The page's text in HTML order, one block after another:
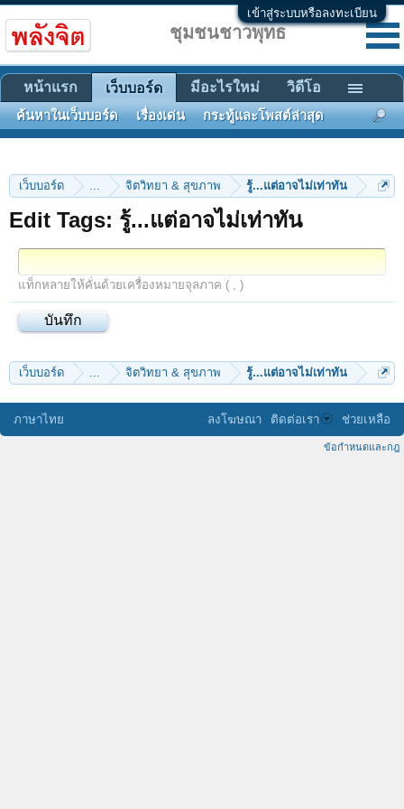
เข้าสู่ระบบหรือลงทะเบียน
เว็บบอร์ด ... จิตวิทยา & สุขภาพ รู้...แต่อาจไม่เท่าทัน
Edit Tags: รู้...แต่อาจไม่เท่าทัน
แท็กหลายให้คั่นด้วยเครื่องหมายจุลภาค ( , )
เว็บบอร์ด ... จิตวิทยา & สุขภาพ รู้...แต่อาจไม่เท่าทัน
ชุมชนชาวพุทธ
หน้าแรก เว็บบอร์ด
ค้นหาในเว็บบอร์ด เรื่องเด่น กระทู้และโพสต์ล่าสุด
มีอะไรใหม่ วิดีโอ
ภาษาไทย ลงโฆษณา ติดต่อเรา ช่วยเหลือ
ข้อกำหนดและกฎ